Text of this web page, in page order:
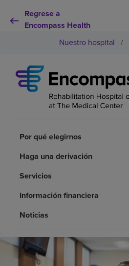
Regrese a
Encompass Health
Por qué debe elegirnos
Pacientes y cuidadores
Acerca de nosotros
Inversores
Nuestro hospital /
Por qué elegirnos
Haga una derivación
Servicios
Información financiera
Noticias